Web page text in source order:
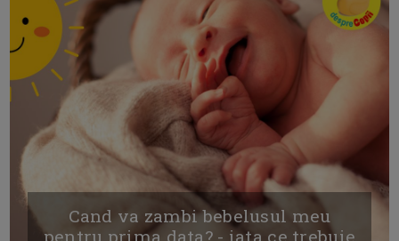
Cand va zambi bebelusul meu
pentru prima data? - iata ce trebuie